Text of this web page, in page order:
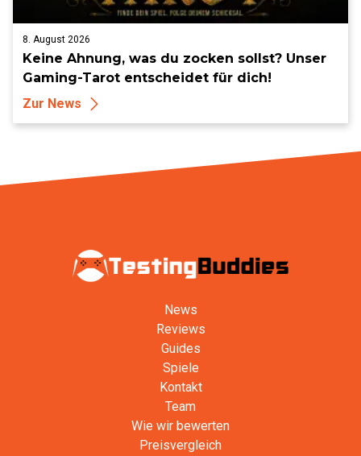
8. August 2026
Keine Ahnung, was du zocken sollst? Unser
Gaming-Tarot entscheidet für dich!
Zur News
News
Reviews
Guides
Spiele
Kontakt
Team
Wie wir bewerten
Preisvergleich